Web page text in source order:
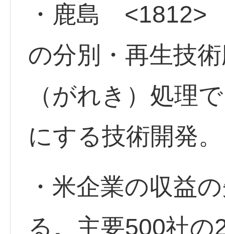
・鹿島 <1812>
の分別・再生技
（がれき）処理
にする技術開発。
・米企業の収益
る。主要500社